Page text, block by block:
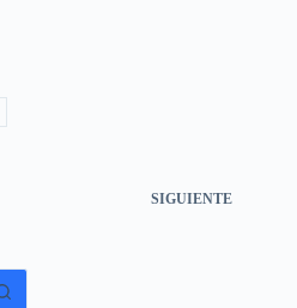
SIGUIENTE